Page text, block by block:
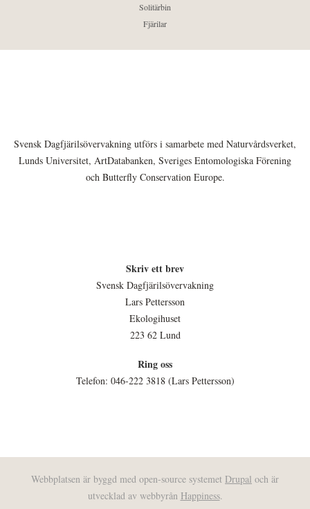
Solitärbin
Fjärilar
Svensk Dagfjärilsövervakning utförs i samarbete med Naturvårdsverket,
Lunds Universitet, ArtDatabanken, Sveriges Entomologiska Förening
och Butterfly Conservation Europe.
Skriv ett brev
Svensk Dagfjärilsövervakning
Lars Pettersson
Ekologihuset
223 62 Lund
Ring oss
Telefon: 046-222 3818 (Lars Pettersson)
Webbplatsen är byggd med open-source systemet Drupal och är
utvecklad av webbyrån Happiness.